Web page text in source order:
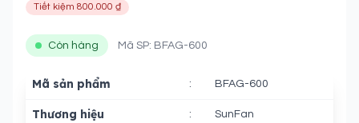
Tiết kiệm 800.000 ₫
Còn hàng Mã SP: BFAG-600
Mã sản phẩm : BFAG-600
Thương hiệu : SunFan